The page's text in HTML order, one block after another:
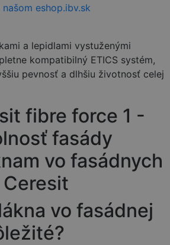
eshop.ibv.sk
a lepidlami vystuženými
kompatibilný ETICS systém,
pevnosť a dlhšiu životnosť celej
vo fasádnej